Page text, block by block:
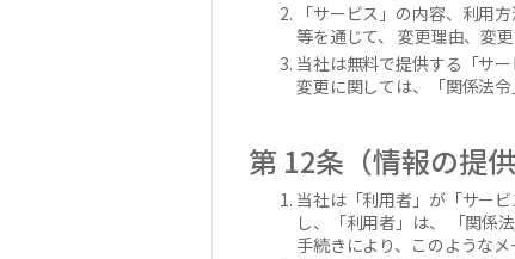
「サービス」の内容、利用
等を通じて、 変更理由、変
当社は無料で提供する「サ
変更に関しては、「関係法
第 12条（情報の提
当社は「利用者」が「サー
し、「利用者」は、 「関係
手続きにより、このような